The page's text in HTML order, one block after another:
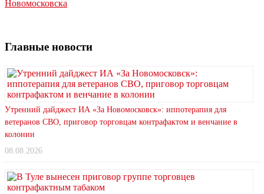
Новомосковска
Главные новости
Утренний дайджест ИА «За Новомосковск»: иппотерапия для
ветеранов СВО, приговор торговцам контрафактом и венчание в
колонии
08.08.2026